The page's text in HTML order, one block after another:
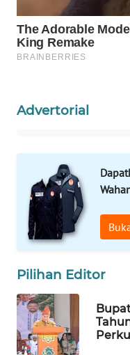
Advertorial
Pilihan Editor
WAHANA
LISTRIK
WAHANANEWS
ID
WAHANANEWS
CO ID
NET
WAHANA